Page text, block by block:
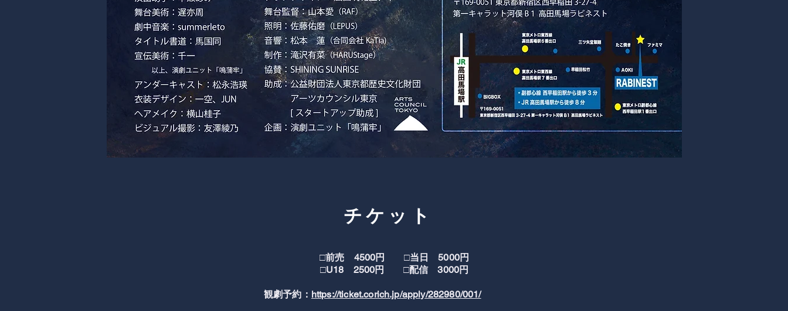
​チケット
□前売 4500円 □当日 5000円
□U18 2500円 □配信 3000円
観劇予約： https://ticket.corich.jp/apply/282980/001/